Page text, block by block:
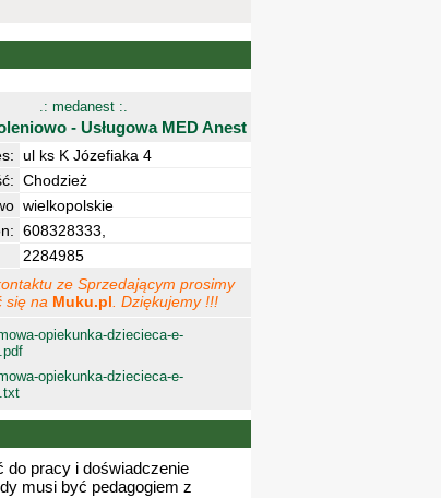
.: medanest :.
- Usługowa MED Anest
ul ks K Józefiaka 4
Chodzież
wielkopolskie
608328333,
2284985
ze Sprzedającym prosimy
się na Muku.pl . Dziękujemy !!!
opiekunka-dziecieca-e-
opiekunka-dziecieca-e-
do pracy i doświadczenie
musi być pedagogiem z